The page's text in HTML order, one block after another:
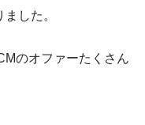
した。
のオファーたくさん